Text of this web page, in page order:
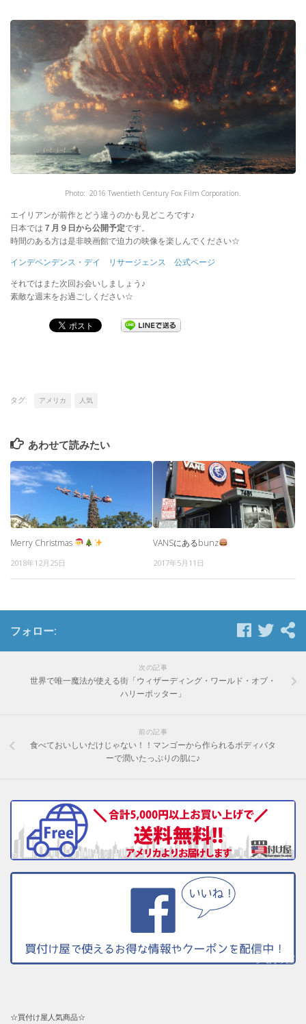
Photo: 2016 Twentieth Century Fox Film Corporation.
エイリアンが前作とどう違うのかも見どころです♪
日本では ７月９日から公開予定です。
時間のある方は是非映画館で迫力の映像を楽しんでください☆
インデペンデンス・デイ リサージェンス 公式ページ
それではまた次回お会いしましょう♪
素敵な週末をお過ごしください☆
タグ: アメリカ 人気
あわせて読みたい
Merry Christmas
2018年12月25日
VANSにあるbunz
2017年5月11日
フォロー:
次の記事
世界で唯一魔法が使える街「ウィザーディング・ワールド・オブ・
ハリーポッター」
前の記事
食べておいしいだけじゃない！！マンゴーから作られるボディバタ
ーで潤いたっぷりの肌に♪
☆買付け屋人気商品☆